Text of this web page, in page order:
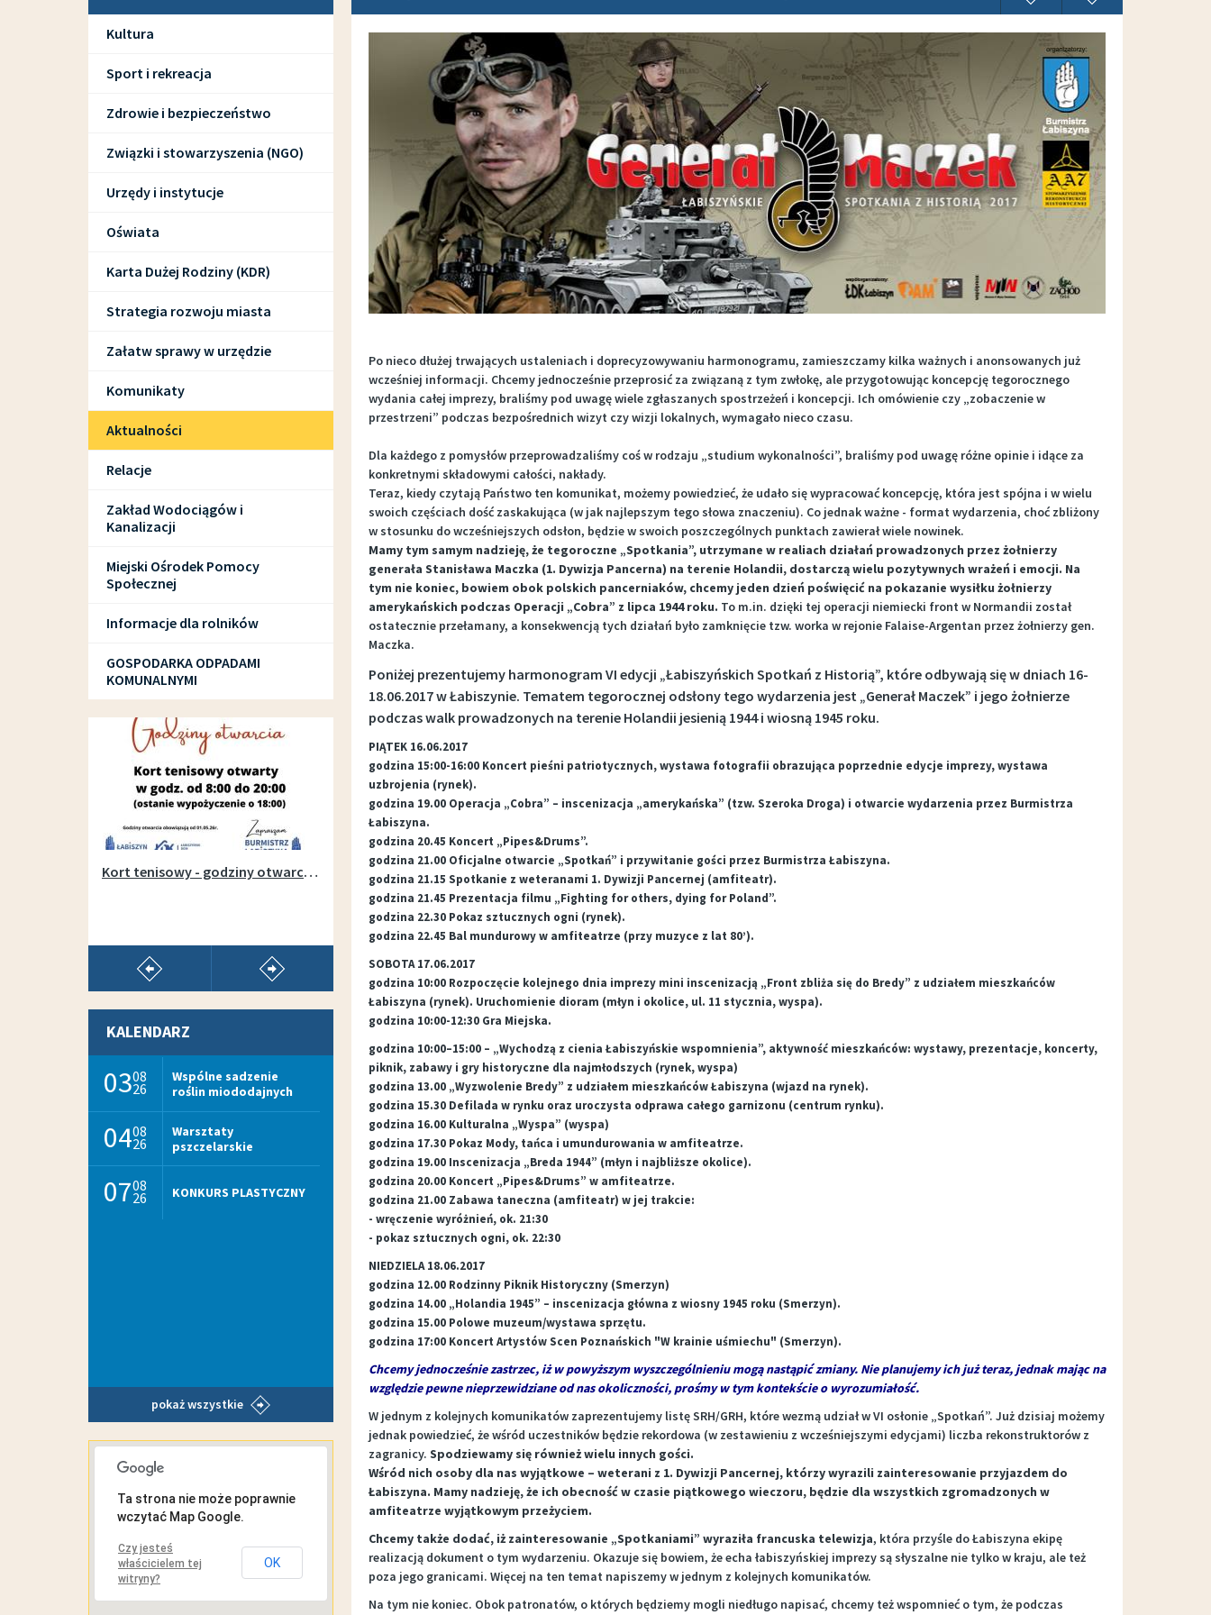
Kultura
Sport i rekreacja
Zdrowie i bezpieczeństwo
Związki i stowarzyszenia (NGO)
Urzędy i instytucje
Oświata
Karta Dużej Rodziny (KDR)
Strategia rozwoju miasta
Załatw sprawy w urzędzie
Komunikaty
Aktualności
Relacje
Zakład Wodociągów i
Kanalizacji
Miejski Ośrodek Pomocy
Społecznej
Informacje dla rolników
GOSPODARKA ODPADAMI
KOMUNALNYMI
SPORT I REKREACJA
pokaż poprzedni artykułpokaż następny artykuł
Kort tenisowy - godziny otwarcia w sezonie 2026 Marina i wypozyczalnia - godziny otwarcia w sezonie 2026 Wypożyczalnia sprzętu OTWARTA!
KALENDARZ
0308
26
Wspólne sadzenie
roślin miododajnych
0408
26
Warsztaty
pszczelarskie
0708
26 KONKURS PLASTYCZNY
pokaż wszystkie
MAPA INTERAKTYWNA
Ta strona nie może poprawnie
wczytać Map Google.
Czy jesteś
właścicielem tej
witryny?
OK
Po nieco dłużej trwających ustaleniach i doprecyzowywaniu harmonogramu, zamieszczamy kilka ważnych i anonsowanych już
wcześniej informacji. Chcemy jednocześnie przeprosić za związaną z tym zwłokę, ale przygotowując koncepcję tegorocznego
wydania całej imprezy, braliśmy pod uwagę wiele zgłaszanych spostrzeżeń i koncepcji. Ich omówienie czy „zobaczenie w
przestrzeni” podczas bezpośrednich wizyt czy wizji lokalnych, wymagało nieco czasu.
Dla każdego z pomysłów przeprowadzaliśmy coś w rodzaju „studium wykonalności”, braliśmy pod uwagę różne opinie i idące za
konkretnymi składowymi całości, nakłady.
Teraz, kiedy czytają Państwo ten komunikat, możemy powiedzieć, że udało się wypracować koncepcję, która jest spójna i w wielu
swoich częściach dość zaskakująca (w jak najlepszym tego słowa znaczeniu). Co jednak ważne - format wydarzenia, choć zbliżony
w stosunku do wcześniejszych odsłon, będzie w swoich poszczególnych punktach zawierał wiele nowinek.
Mamy tym samym nadzieję, że tegoroczne „Spotkania”, utrzymane w realiach działań prowadzonych przez żołnierzy
generała Stanisława Maczka (1. Dywizja Pancerna) na terenie Holandii, dostarczą wielu pozytywnych wrażeń i emocji. Na
tym nie koniec, bowiem obok polskich pancerniaków, chcemy jeden dzień poświęcić na pokazanie wysiłku żołnierzy
amerykańskich podczas Operacji „Cobra” z lipca 1944 roku. To m.in. dzięki tej operacji niemiecki front w Normandii został
ostatecznie przełamany, a konsekwencją tych działań było zamknięcie tzw. worka w rejonie Falaise-Argentan przez żołnierzy gen.
Maczka.
Poniżej prezentujemy harmonogram VI edycji „Łabiszyńskich Spotkań z Historią”, które odbywają się w dniach 16-
18.06.2017 w Łabiszynie. Tematem tegorocznej odsłony tego wydarzenia jest „Generał Maczek” i jego żołnierze
podczas walk prowadzonych na terenie Holandii jesienią 1944 i wiosną 1945 roku.
PIĄTEK 16.06.2017
godzina 15:00-16:00 Koncert pieśni patriotycznych, wystawa fotografii obrazująca poprzednie edycje imprezy, wystawa
uzbrojenia (rynek).
godzina 19.00 Operacja „Cobra” – inscenizacja „amerykańska” (tzw. Szeroka Droga) i otwarcie wydarzenia przez Burmistrza
Łabiszyna.
godzina 20.45 Koncert „Pipes&Drums”.
godzina 21.00 Oficjalne otwarcie „Spotkań” i przywitanie gości przez Burmistrza Łabiszyna.
godzina 21.15 Spotkanie z weteranami 1. Dywizji Pancernej (amfiteatr).
godzina 21.45 Prezentacja filmu „Fighting for others, dying for Poland”.
godzina 22.30 Pokaz sztucznych ogni (rynek).
godzina 22.45 Bal mundurowy w amfiteatrze (przy muzyce z lat 80’).
SOBOTA 17.06.2017
godzina 10:00 Rozpoczęcie kolejnego dnia imprezy mini inscenizacją „Front zbliża się do Bredy” z udziałem mieszkańców
Łabiszyna (rynek). Uruchomienie dioram (młyn i okolice, ul. 11 stycznia, wyspa).
godzina 10:00-12:30 Gra Miejska.
godzina 10:00–15:00 – „Wychodzą z cienia Łabiszyńskie wspomnienia”, aktywność mieszkańców: wystawy, prezentacje, koncerty,
piknik, zabawy i gry historyczne dla najmłodszych (rynek, wyspa)
godzina 13.00 „Wyzwolenie Bredy” z udziałem mieszkańców Łabiszyna (wjazd na rynek).
godzina 15.30 Defilada w rynku oraz uroczysta odprawa całego garnizonu (centrum rynku).
godzina 16.00 Kulturalna „Wyspa” (wyspa)
godzina 17.30 Pokaz Mody, tańca i umundurowania w amfiteatrze.
godzina 19.00 Inscenizacja „Breda 1944” (młyn i najbliższe okolice).
godzina 20.00 Koncert „Pipes&Drums” w amfiteatrze.
godzina 21.00 Zabawa taneczna (amfiteatr) w jej trakcie:
- wręczenie wyróżnień, ok. 21:30
- pokaz sztucznych ogni, ok. 22:30
NIEDZIELA 18.06.2017
godzina 12.00 Rodzinny Piknik Historyczny (Smerzyn)
godzina 14.00 „Holandia 1945” – inscenizacja główna z wiosny 1945 roku (Smerzyn).
godzina 15.00 Polowe muzeum/wystawa sprzętu.
godzina 17:00 Koncert Artystów Scen Poznańskich "W krainie uśmiechu" (Smerzyn).
Chcemy jednocześnie zastrzec, iż w powyższym wyszczególnieniu mogą nastąpić zmiany. Nie planujemy ich już teraz, jednak mając na
względzie pewne nieprzewidziane od nas okoliczności, prośmy w tym kontekście o wyrozumiałość.
W jednym z kolejnych komunikatów zaprezentujemy listę SRH/GRH, które wezmą udział w VI osłonie „Spotkań”. Już dzisiaj możemy
jednak powiedzieć, że wśród uczestników będzie rekordowa (w zestawieniu z wcześniejszymi edycjami) liczba rekonstruktorów z
zagranicy. Spodziewamy się również wielu innych gości.
Wśród nich osoby dla nas wyjątkowe – weterani z 1. Dywizji Pancernej, którzy wyrazili zainteresowanie przyjazdem do
Łabiszyna. Mamy nadzieję, że ich obecność w czasie piątkowego wieczoru, będzie dla wszystkich zgromadzonych w
amfiteatrze wyjątkowym przeżyciem.
Chcemy także dodać, iż zainteresowanie „Spotkaniami” wyraziła francuska telewizja, która przyśle do Łabiszyna ekipę
realizacją dokument o tym wydarzeniu. Okazuje się bowiem, że echa łabiszyńskiej imprezy są słyszalne nie tylko w kraju, ale też
poza jego granicami. Więcej na ten temat napiszemy w jednym z kolejnych komunikatów.
Na tym nie koniec. Obok patronatów, o których będziemy mogli niedługo napisać, chcemy też wspomnieć o tym, że podczas